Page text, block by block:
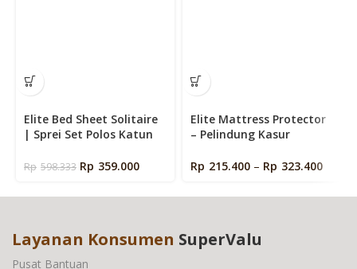
Elite Bed Sheet Solitaire
| Sprei Set Polos Katun
Tinggi 35cm | Fitted
King Size + Sarung
Rp 598.333 Rp 359.000
Elite Mattress Protector
– Pelindung Kasur
Debu (Matras Protector)
Rp 215.400– Rp 323.400
Layanan Konsumen SuperValu
Pusat Bantuan